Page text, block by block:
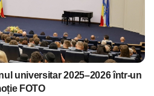
universitar 2025–2026 într-un
FOTO